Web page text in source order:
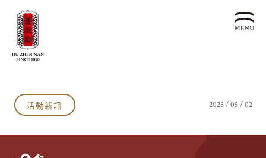
歷史沿革
文化生活誌
產品服務
活動新訊 2025 / 05 / 02